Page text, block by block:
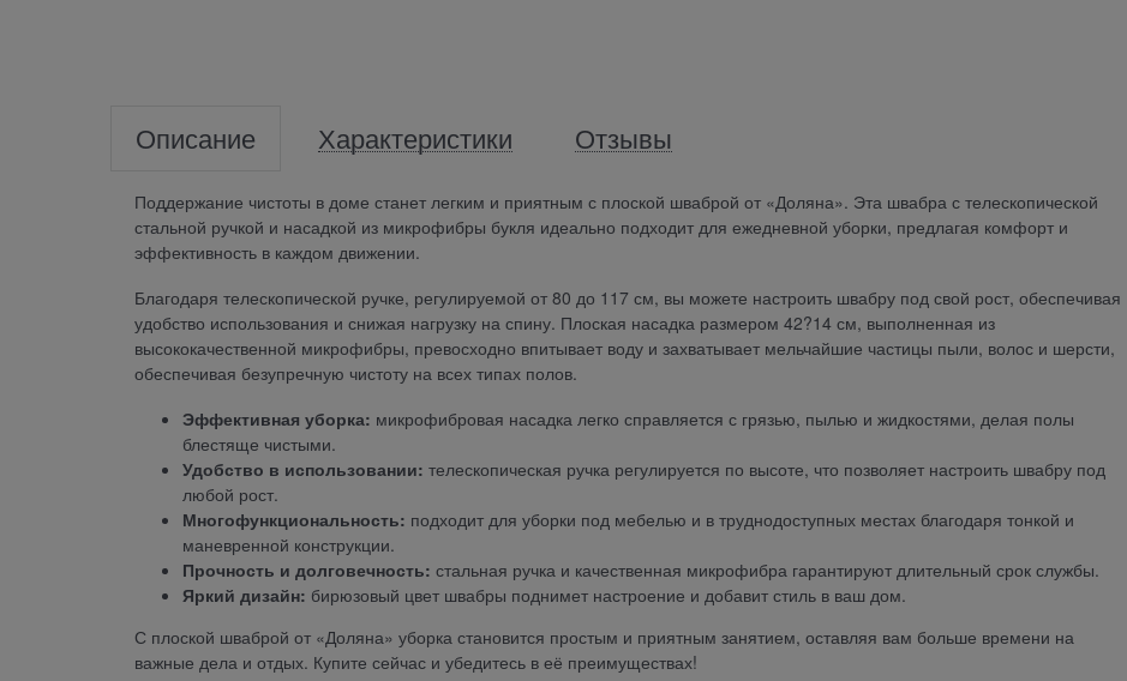
Описание Характеристики Отзывы
Поддержание чистоты в доме станет легким и приятным с плоской шваброй от «Доляна». Эта швабра с телескопической
стальной ручкой и насадкой из микрофибры букля идеально подходит для ежедневной уборки, предлагая комфорт и
эффективность в каждом движении.
Благодаря телескопической ручке, регулируемой от 80 до 117 см, вы можете настроить швабру под свой рост, обеспечивая
удобство использования и снижая нагрузку на спину. Плоская насадка размером 42?14 см, выполненная из
высококачественной микрофибры, превосходно впитывает воду и захватывает мельчайшие частицы пыли, волос и шерсти,
обеспечивая безупречную чистоту на всех типах полов.
Эффективная уборка: микрофибровая насадка легко справляется с грязью, пылью и жидкостями, делая полы
блестяще чистыми.
Удобство в использовании: телескопическая ручка регулируется по высоте, что позволяет настроить швабру под
любой рост.
Многофункциональность: подходит для уборки под мебелью и в труднодоступных местах благодаря тонкой и
маневренной конструкции.
Прочность и долговечность: стальная ручка и качественная микрофибра гарантируют длительный срок службы.
Яркий дизайн: бирюзовый цвет швабры поднимет настроение и добавит стиль в ваш дом.
С плоской шваброй от «Доляна» уборка становится простым и приятным занятием, оставляя вам больше времени на
важные дела и отдых. Купите сейчас и убедитесь в её преимуществах!